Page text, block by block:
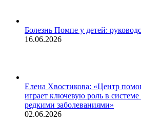
Болезнь Помпе у детей:
16.06.2026
Елена Хвостикова: «Центр
играет ключевую роль в
редкими заболеваниями»
02.06.2026